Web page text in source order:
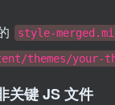
style-
themes/your-
关键 JS 文件